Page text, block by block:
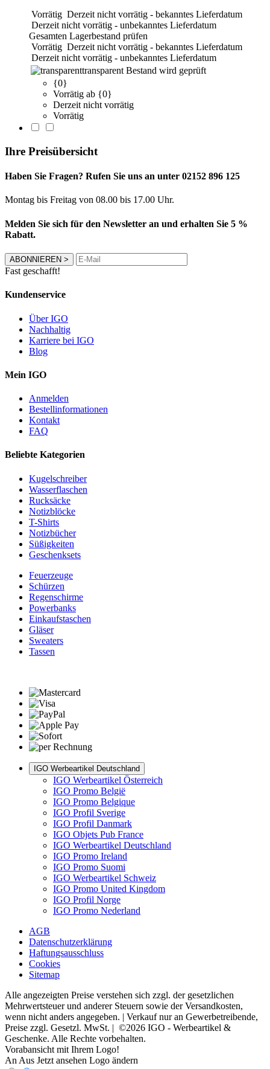
Vorrätig Derzeit nicht vorrätig - bekanntes Lieferdatum
Derzeit nicht vorrätig - unbekanntes Lieferdatum
Gesamten Lagerbestand prüfen
Vorrätig Derzeit nicht vorrätig - bekanntes Lieferdatum
Derzeit nicht vorrätig - unbekanntes Lieferdatum
transparent Bestand wird geprüft
{0}
Vorrätig ab {0}
Derzeit nicht vorrätig
Vorrätig
Ihre Preisübersicht
Haben Sie Fragen? Rufen Sie uns an unter 02152 896 125
Montag bis Freitag von 08.00 bis 17.00 Uhr.
Melden Sie sich für den Newsletter an und erhalten Sie 5 %
Rabatt.
ABONNIEREN >
Fast geschafft!
Kundenservice
Über IGO
Nachhaltig
Karriere bei IGO
Blog
Mein IGO
Anmelden
Bestellinformationen
Kontakt
FAQ
Beliebte Kategorien
Kugelschreiber
Wasserflaschen
Rucksäcke
Notizblöcke
T-Shirts
Notizbücher
Süßigkeiten
Geschenksets
Feuerzeuge
Schürzen
Regenschirme
Powerbanks
Einkaufstaschen
Gläser
Sweaters
Tassen
IGO Werbeartikel Deutschland
IGO Werbeartikel Österreich
IGO Promo België
IGO Promo Belgique
IGO Profil Sverige
IGO Profil Danmark
IGO Objets Pub France
IGO Werbeartikel Deutschland
IGO Promo Ireland
IGO Promo Suomi
IGO Werbeartikel Schweiz
IGO Promo United Kingdom
IGO Profil Norge
IGO Promo Nederland
AGB
Datenschutzerklärung
Haftungsausschluss
Cookies
Sitemap
Alle angezeigten Preise verstehen sich zzgl. der gesetzlichen
Mehrwertsteuer und anderer Steuern sowie der Versandkosten,
wenn nicht anders angegeben. | Verkauf nur an Gewerbetreibende,
Preise zzgl. Gesetzl. MwSt. | ©2026 IGO - Werbeartikel &
Geschenke. Alle Rechte vorbehalten.
Vorabansicht mit Ihrem Logo!
An Aus Jetzt ansehen Logo ändern